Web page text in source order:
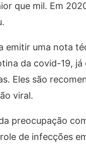
que mil. Em
emitir uma nota
da covid-19, já
Eles são
viral.
preocupação
de infecções